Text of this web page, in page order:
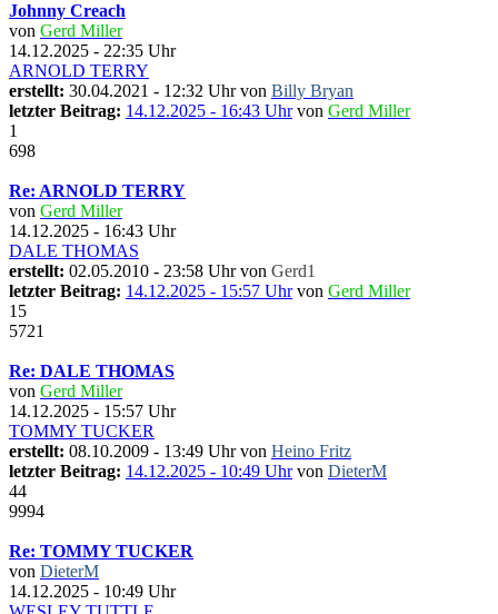
Johnny Creach
von Gerd Miller
14.12.2025 - 22:35 Uhr
ARNOLD TERRY
erstellt: 30.04.2021 - 12:32 Uhr von Billy Bryan
letzter Beitrag: 14.12.2025 - 16:43 Uhrvon Gerd Miller
1
698
Re: ARNOLD TERRY
von Gerd Miller
14.12.2025 - 16:43 Uhr
DALE THOMAS
erstellt: 02.05.2010 - 23:58 Uhr von Gerd1
letzter Beitrag: 14.12.2025 - 15:57 Uhrvon Gerd Miller
15
5721
Re: DALE THOMAS
von Gerd Miller
14.12.2025 - 15:57 Uhr
TOMMY TUCKER
erstellt: 08.10.2009 - 13:49 Uhr von Heino Fritz
letzter Beitrag: 14.12.2025 - 10:49 Uhrvon DieterM
44
9994
Re: TOMMY TUCKER
von DieterM
14.12.2025 - 10:49 Uhr